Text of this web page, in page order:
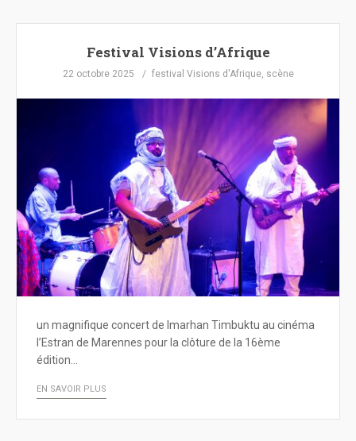
Festival Visions d’Afrique
22 octobre 2025 festival Visions d'Afrique, scène
un magnifique concert de Imarhan Timbuktu au cinéma
l’Estran de Marennes pour la clôture de la 16ème
édition…
EN SAVOIR PLUS